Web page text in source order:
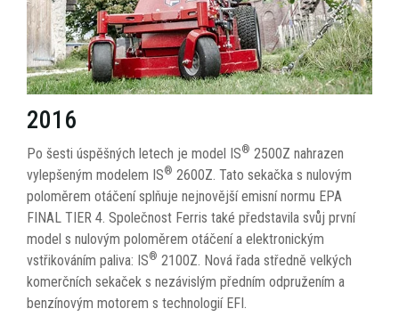
2016
Po šesti úspěšných letech je model IS® 2500Z nahrazen
vylepšeným modelem IS® 2600Z. Tato sekačka s nulovým
poloměrem otáčení splňuje nejnovější emisní normu EPA
FINAL TIER 4. Společnost Ferris také představila svůj první
model s nulovým poloměrem otáčení a elektronickým
vstřikováním paliva: IS® 2100Z. Nová řada středně velkých
komerčních sekaček s nezávislým předním odpružením a
benzínovým motorem s technologií EFI.